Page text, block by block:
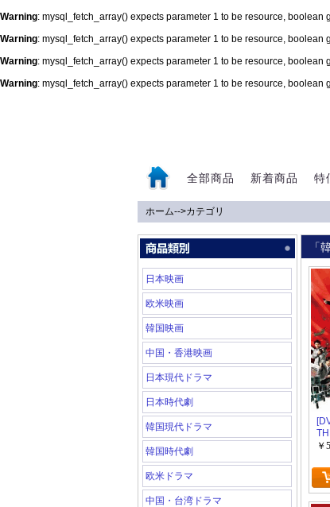
Warning: mysql_fetch_array() expects parameter 1 to be resource, boolean
Warning: mysql_fetch_array() expects parameter 1 to be resource, boolean
Warning: mysql_fetch_array() expects parameter 1 to be resource, boolean
Warning: mysql_fetch_array() expects parameter 1 to be resource, boolean
全部商品 新着商品 特
ホーム-->カテゴリ
日本映画
欧米映画
韓国映画
中国・香港映画
日本現代ドラマ
日本時代劇
韓国現代ドラマ
韓国時代劇
欧米ドラマ
中国・台湾ドラマ
「
希
￥